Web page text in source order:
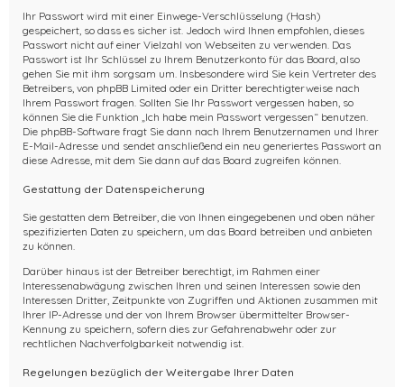
Ihr Passwort wird mit einer Einwege-Verschlüsselung (Hash)
gespeichert, so dass es sicher ist. Jedoch wird Ihnen empfohlen, dieses
Passwort nicht auf einer Vielzahl von Webseiten zu verwenden. Das
Passwort ist Ihr Schlüssel zu Ihrem Benutzerkonto für das Board, also
gehen Sie mit ihm sorgsam um. Insbesondere wird Sie kein Vertreter des
Betreibers, von phpBB Limited oder ein Dritter berechtigterweise nach
Ihrem Passwort fragen. Sollten Sie Ihr Passwort vergessen haben, so
können Sie die Funktion „Ich habe mein Passwort vergessen“ benutzen.
Die phpBB-Software fragt Sie dann nach Ihrem Benutzernamen und Ihrer
E-Mail-Adresse und sendet anschließend ein neu generiertes Passwort an
diese Adresse, mit dem Sie dann auf das Board zugreifen können.
Gestattung der Datenspeicherung
Sie gestatten dem Betreiber, die von Ihnen eingegebenen und oben näher
spezifizierten Daten zu speichern, um das Board betreiben und anbieten
zu können.
Darüber hinaus ist der Betreiber berechtigt, im Rahmen einer
Interessenabwägung zwischen Ihren und seinen Interessen sowie den
Interessen Dritter, Zeitpunkte von Zugriffen und Aktionen zusammen mit
Ihrer IP-Adresse und der von Ihrem Browser übermittelter Browser-
Kennung zu speichern, sofern dies zur Gefahrenabwehr oder zur
rechtlichen Nachverfolgbarkeit notwendig ist.
Regelungen bezüglich der Weitergabe Ihrer Daten